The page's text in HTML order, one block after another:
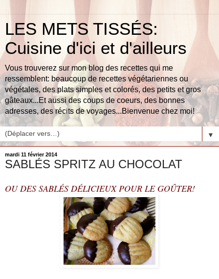
LES METS TISSÉS:
Cuisine d'ici et d'ailleurs
Vous trouverez sur mon blog des recettes qui me
ressemblent: beaucoup de recettes végétariennes ou
végétales, des plats simples et colorés, des petits et gros
gâteaux...Et aussi des coups de coeurs, des bonnes
adresses, des récits de voyages...Bienvenue chez moi!
▼
mardi 11 février 2014
SABLÉS SPRITZ AU CHOCOLAT
OU DES SABLÉS DÉLICIEUX POUR LE GOÛTER!